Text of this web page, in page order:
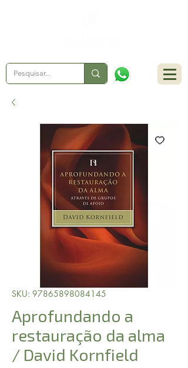
SKU: 97865898084145
Aprofundando a
restauração da alma
/ David Kornfield